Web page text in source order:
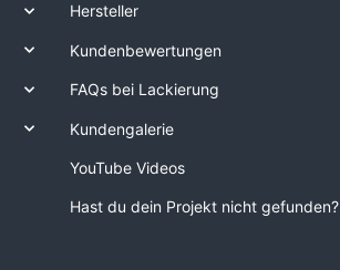
Hersteller
Kundenbewertungen
FAQs bei Lackierung
Kundengalerie
YouTube Videos
Hast du dein Projekt nicht gefunden?